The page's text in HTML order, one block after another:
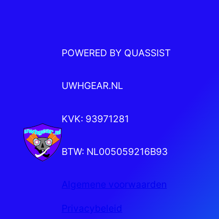
POWERED BY QUASSIST
UWHGEAR.NL
KVK: 93971281
BTW: NL005059216B93
Algemene voorwaarden
Privacybeleid